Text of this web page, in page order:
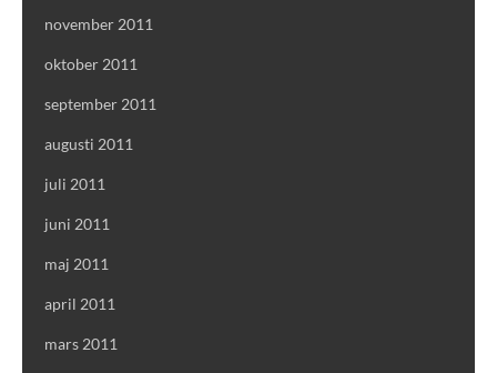
november 2011
oktober 2011
september 2011
augusti 2011
juli 2011
juni 2011
maj 2011
april 2011
mars 2011